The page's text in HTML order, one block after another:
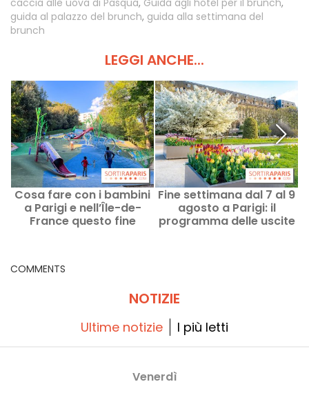
guida al palazzo del brunch, guida alla settimana del
brunch
LEGGI ANCHE...
Cosa fare con i bambini
a Parigi e nell’Île-de-
France questo fine
Fine settimana dal 7 al 9
agosto a Parigi: il
programma delle uscite
COMMENTS
NOTIZIE
Ultime notizie I più letti
Venerdì